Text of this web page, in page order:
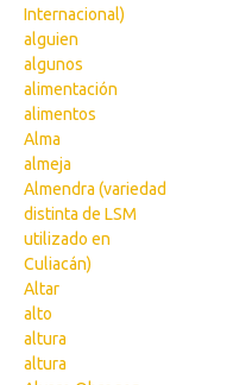
Internacional)
alguien
algunos
alimentación
alimentos
Alma
almeja
Almendra (variedad
distinta de LSM
utilizado en
Culiacán)
Altar
alto
altura
altura